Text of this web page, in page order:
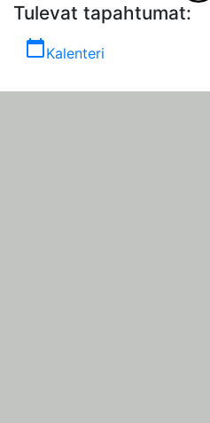
Tulevat tapahtumat:
calendar_todayKalenteri